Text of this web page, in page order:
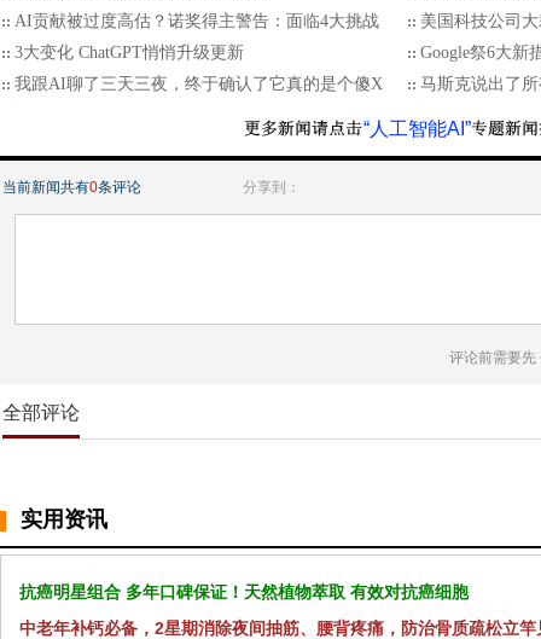
AI贡献被过度高估？诺奖得主警告：面临4大挑战
美国科技公司
3大变化 ChatGPT悄悄升级更新
Google祭6大新
我跟AI聊了三天三夜，终于确认了它真的是个傻X
马斯克说出了
“人工智能AI”
当前新闻共有0条评论 分享到：
评论前需要先
全部评论
实用资讯
抗癌明星组合 多年口碑保证！天然植物萃取 有效对抗癌细胞
中老年补钙必备，2星期消除夜间抽筋、腰背疼痛，防治骨质疏松立竿